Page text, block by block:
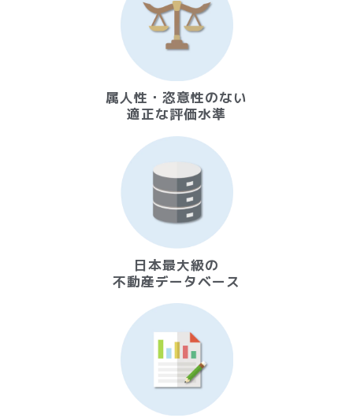
属人性・恣意性のない
適正な評価水準
日本最大級の
不動産データベース